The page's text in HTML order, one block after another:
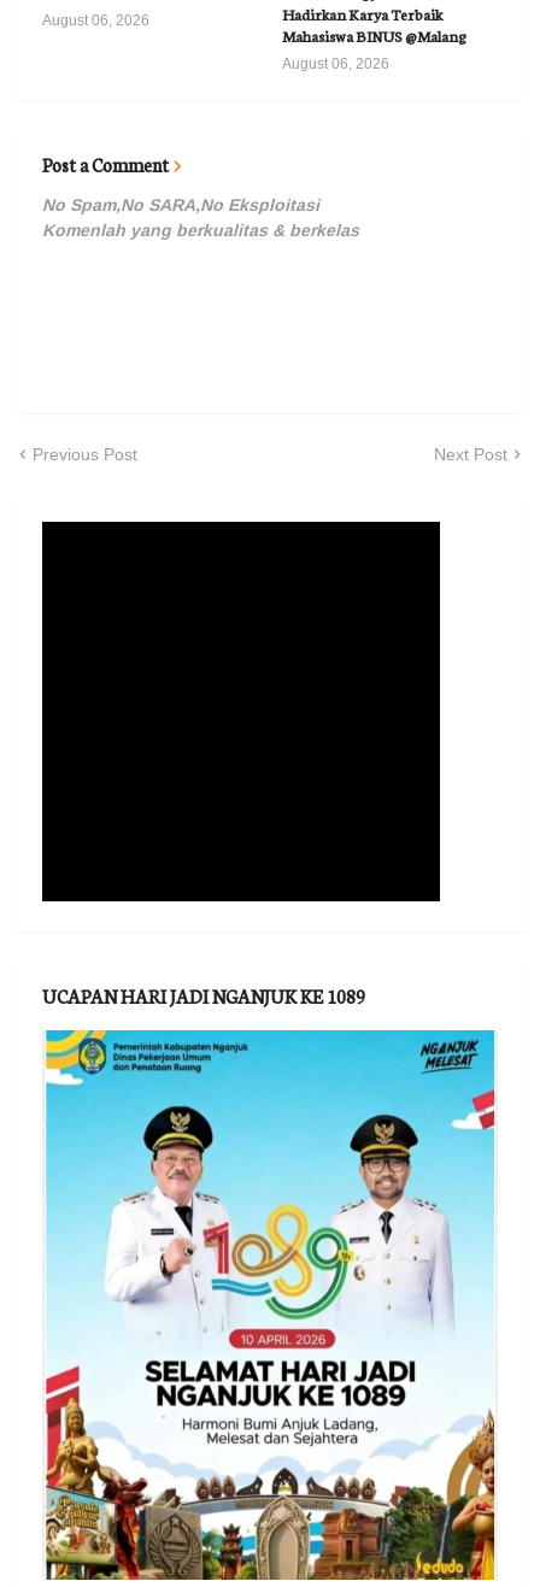
August 06, 2026
Hadirkan Karya Terbaik
Mahasiswa BINUS @Malang
August 06, 2026
Post a Comment
No Spam,No SARA,No Eksploitasi
Komenlah yang berkualitas & berkelas
Previous Post Next Post
UCAPAN HARI JADI NGANJUK KE 1089